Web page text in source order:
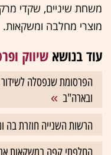
משחת שיניים, שקדי
מוצרי מחלבה ומשקאות.
עוד בנושא שיווק
הפרסומת שנפסלה
ובארה"ב
הרשות השנייה חוזרת בה
החלפתי קפה במשקאות